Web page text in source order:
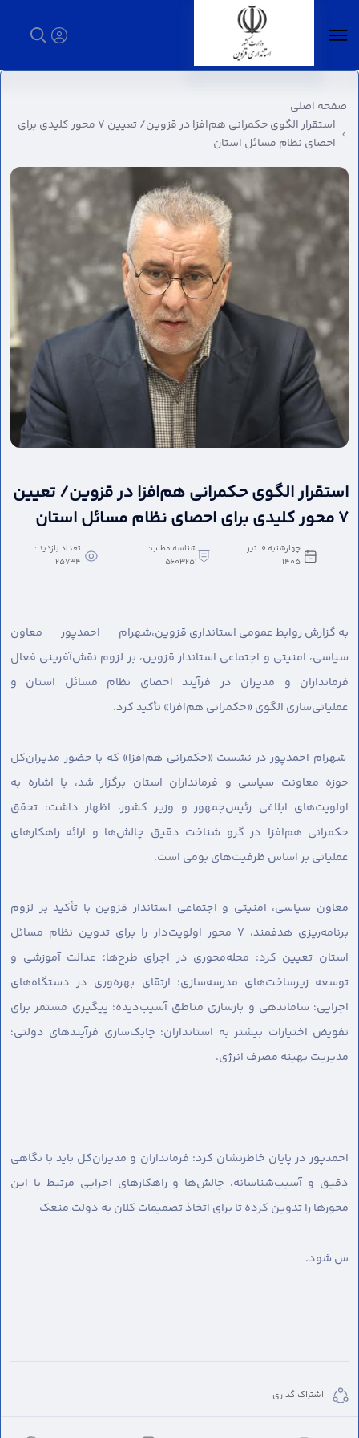
استقرار الگوی حکمرانی هم‌افزا در قزوین/ تعیین
۷ محور کلیدی برای احصای نظام مسائل استان -
استانداری قزوین
صفحه اصلی
استقرار الگوی حکمرانی هم‌افزا در قزوین/ تعیین ۷ محور کلیدی برای
احصای نظام مسائل استان
استقرار الگوی حکمرانی هم‌افزا در قزوین/ تعیین
۷ محور کلیدی برای احصای نظام مسائل استان
چهارشنبه 10 تیر
1405
شناسه مطلب:
5603251
تعداد بازدید :
25734
به گزارش روابط عمومی استانداری قزوین،شهرام احمدپور معاون
سیاسی، امنیتی و اجتماعی استاندار قزوین، بر لزوم نقش‌آفرینی فعال
فرمانداران و مدیران در فرآیند احصای نظام مسائل استان و
عملیاتی‌سازی الگوی «حکمرانی هم‌افزا» تأکید کرد.
شهرام احمدپور در نشست «حکمرانی هم‌افزا» که با حضور مدیران‌کل
حوزه معاونت سیاسی و فرمانداران استان برگزار شد، با اشاره به
اولویت‌های ابلاغی رئیس‌جمهور و وزیر کشور، اظهار داشت: تحقق
حکمرانی هم‌افزا در گرو شناخت دقیق چالش‌ها و ارائه راهکارهای
عملیاتی بر اساس ظرفیت‌های بومی است.
معاون سیاسی، امنیتی و اجتماعی استاندار قزوین با تأکید بر لزوم
برنامه‌ریزی هدفمند، ۷ محور اولویت‌دار را برای تدوین نظام مسائل
استان تعیین کرد: محله‌محوری در اجرای طرح‌ها؛ عدالت آموزشی و
توسعه زیرساخت‌های مدرسه‌سازی؛ ارتقای بهره‌وری در دستگاه‌های
اجرایی؛ ساماندهی و بازسازی مناطق آسیب‌دیده؛ پیگیری مستمر برای
تفویض اختیارات بیشتر به استانداران؛ چابک‌سازی فرآیندهای دولتی؛
مدیریت بهینه مصرف انرژی.
احمدپور در پایان خاطرنشان کرد: فرمانداران و مدیران‌کل باید با نگاهی
دقیق و آسیب‌شناسانه، چالش‌ها و راهکارهای اجرایی مرتبط با این
محورها را تدوین کرده تا برای اتخاذ تصمیمات کلان به دولت منعک
س شود.
اشتراک گذاری